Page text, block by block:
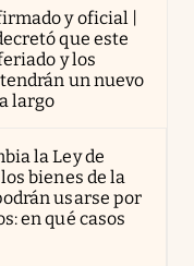
y oficial |
que este
y los
un nuevo
largo
la Ley de
bienes de la
usarse por
en qué casos